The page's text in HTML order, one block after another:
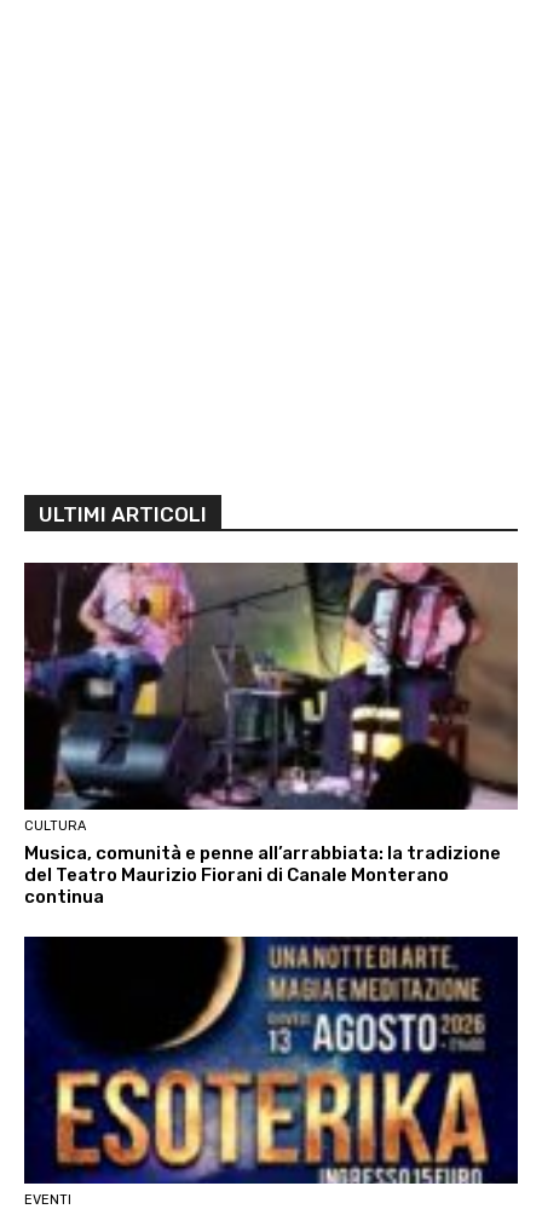
ULTIMI ARTICOLI
CULTURA
Musica, comunità e penne all’arrabbiata: la tradizione
del Teatro Maurizio Fiorani di Canale Monterano
continua
EVENTI